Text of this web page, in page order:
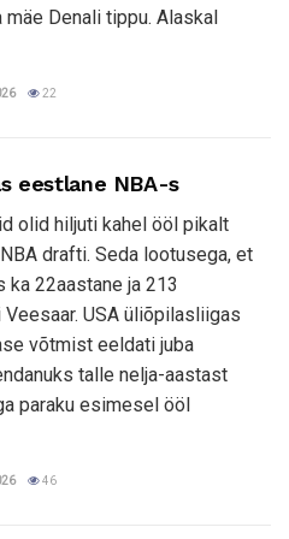
Denali tippu. Alaskal
22
eestlane NBA-s
olid hiljuti kahel ööl pikalt
drafti. Seda lootusega, et
22aastane ja 213
USA üliõpilasliigas
võtmist eeldati juba
talle nelja-aastast
paraku esimesel ööl
46